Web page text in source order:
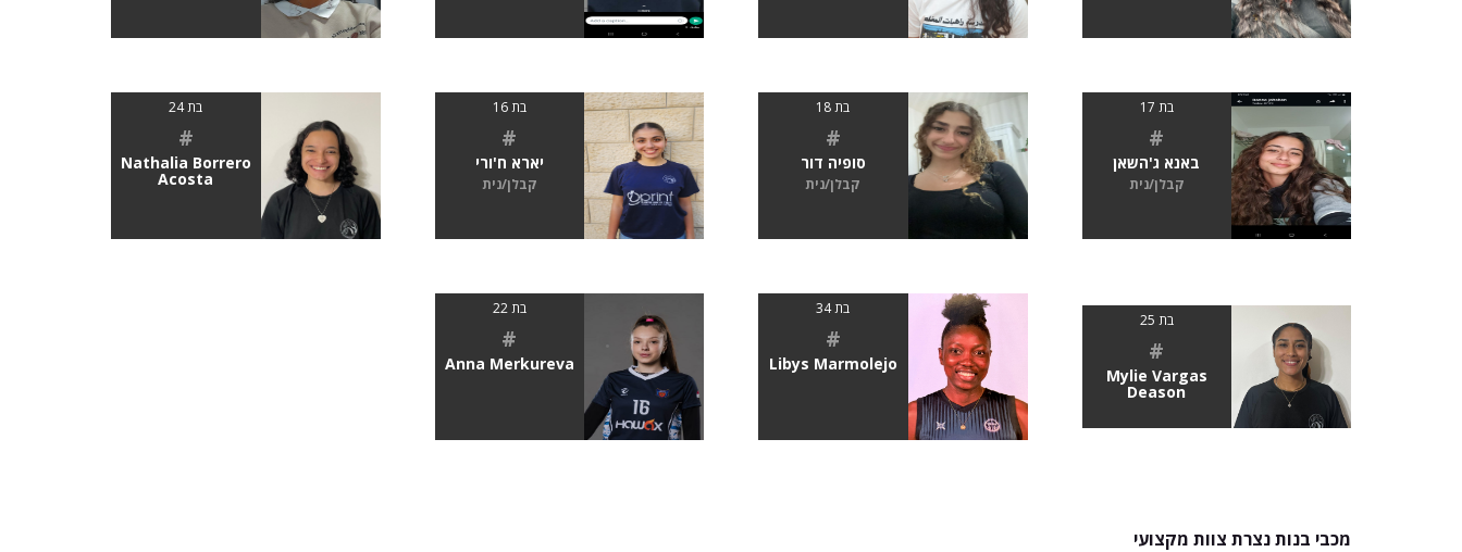
בת 17
#
באנא ג'השאן
קבלן/נית
בת 18
#
סופיה דור
קבלן/נית
בת 16
#
יארא ח'ורי
קבלן/נית
בת 24
#
Nathalia Borrero
Acosta
בת 25
#
Mylie Vargas
Deason
בת 34
#
Libys Marmolejo
בת 22
#
Anna Merkureva
מכבי בנות נצרת צוות מקצועי